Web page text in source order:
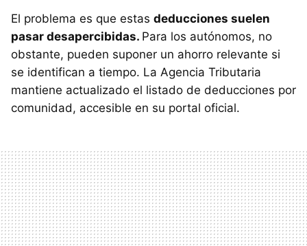
El problema es que estas deducciones suelen
pasar desapercibidas. Para los autónomos, no
obstante, pueden suponer un ahorro relevante si
se identifican a tiempo. La Agencia Tributaria
mantiene actualizado el listado de deducciones por
comunidad, accesible en su portal oficial.